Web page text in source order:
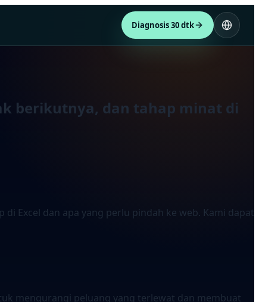
Diagnosis 30 dtk
berikutnya, dan tahap minat di
Excel dan apa yang perlu pindah ke web. Kami dapat
mengurangi peluang yang terlewat dan membuat